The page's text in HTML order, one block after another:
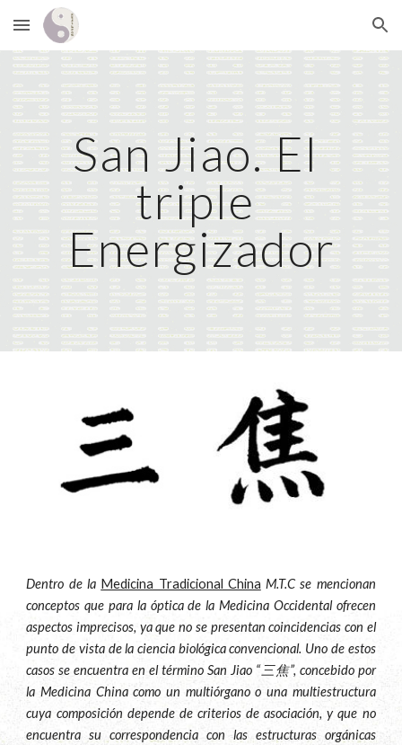
Skip to main content Skip to navigation
San Jiao. El
triple
Energizador
Dentro de la Medicina Tradicional China M.T.C se mencionan
conceptos que para la óptica de la Medicina Occidental ofrecen
aspectos imprecisos, ya que no se presentan coincidencias con el
punto de vista de la ciencia biológica convencional. Uno de estos
casos se encuentra en el término San Jiao “三焦”, concebido por
la Medicina China como un multiórgano o una multiestructura
cuya composición depende de criterios de asociación, y que no
encuentra su correspondencia con las estructuras orgánicas